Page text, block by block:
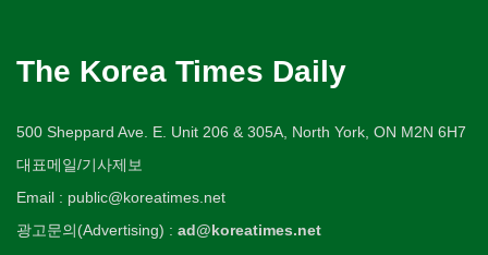
The Korea Times Daily
500 Sheppard Ave. E. Unit 206 & 305A, North York, ON M2N 6H7
대표메일/기사제보
Email : public@koreatimes.net
광고문의(Advertising) : ad@koreatimes.net